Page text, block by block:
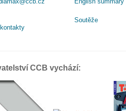
Soutěže
CCB vychází: